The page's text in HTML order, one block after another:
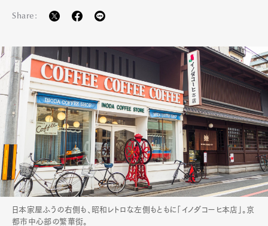
Share:
日本家屋ふうの右側も、昭和レトロな左側もともに「イノダコーヒ本店」。京
都市中心部の繁華街。